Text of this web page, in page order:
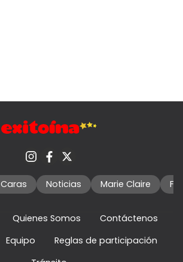
Caras Noticias Marie Claire
Quienes Somos
Contáctenos
Equipo
Reglas de participación